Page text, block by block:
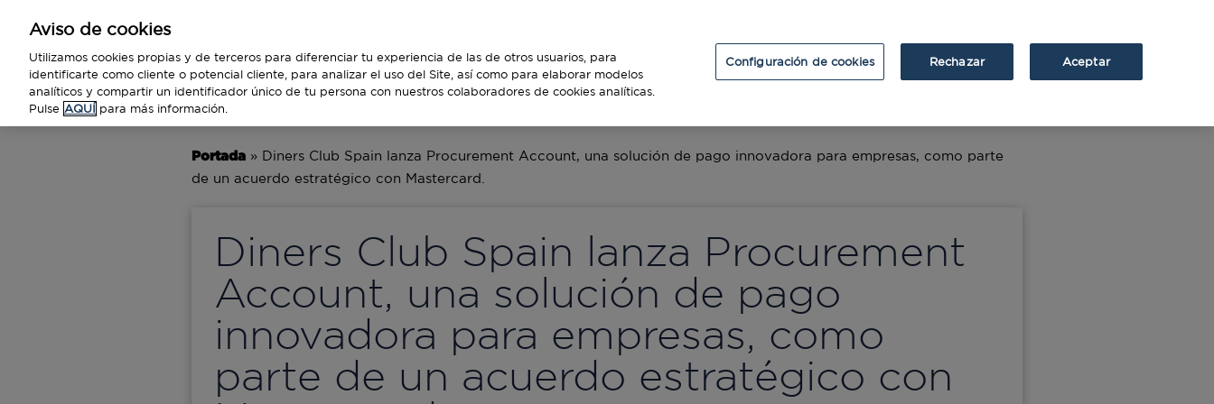
BUSINESS TECNOLOGÍA VIAJES
Portada » Diners Club Spain lanza Procurement Account, una solución de pago innovadora para empresas, como parte
de un acuerdo estratégico con Mastercard.
Diners Club Spain lanza Procurement
Account, una solución de pago
innovadora para empresas, como
parte de un acuerdo estratégico con
Aviso de cookies
Utilizamos cookies propias y de terceros para diferenciar tu experiencia de las de otros usuarios, para
identificarte como cliente o potencial cliente, para analizar el uso del Site, así como para elaborar modelos
analíticos y compartir un identificador único de tu persona con nuestros colaboradores de cookies analíticas.
Pulse AQUÍ para más información.
Configuración de cookies Rechazar Aceptar